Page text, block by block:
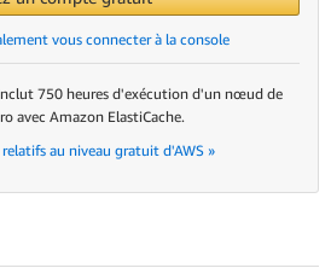
vous connecter à la console
750 heures d'exécution d'un nœud de
avec Amazon ElastiCache.
au niveau gratuit d'AWS »